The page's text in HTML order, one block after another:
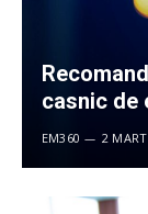
casnic de
EM360 2